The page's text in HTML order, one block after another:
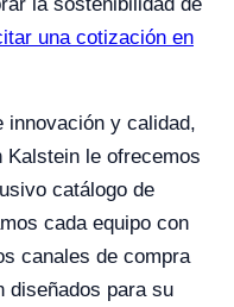
la sostenibilidad de
una cotización en
innovación y calidad,
Kalstein le ofrecemos
catálogo de
cada equipo con
canales de compra
diseñados para su